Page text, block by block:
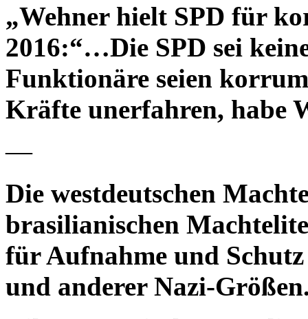
„Wehner hielt SPD für
2016:“…Die SPD sei
Funktionäre seien
Kräfte unerfahren, habe
—
Die westdeutschen
brasilianischen
für Aufnahme und
und anderer Nazi-